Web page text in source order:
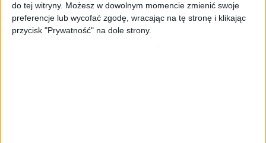
do tej witryny. Możesz w dowolnym momencie zmienić swoje
preferencje lub wycofać zgodę, wracając na tę stronę i klikając
przycisk "Prywatność" na dole strony.